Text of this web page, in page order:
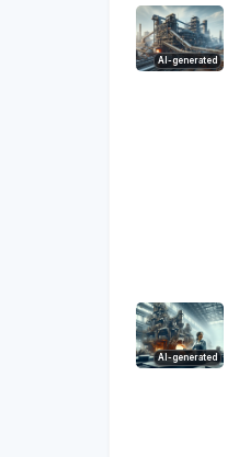
AI-generated
AI-generated